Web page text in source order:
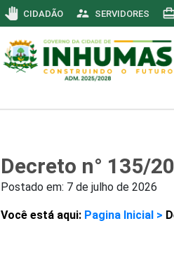
pan_tool CIDADÃO supervisor_account SERVIDORES
Decreto n° 135/
Postado em: 7 de julho de 2026
Você está aqui: Pagina Inicial >